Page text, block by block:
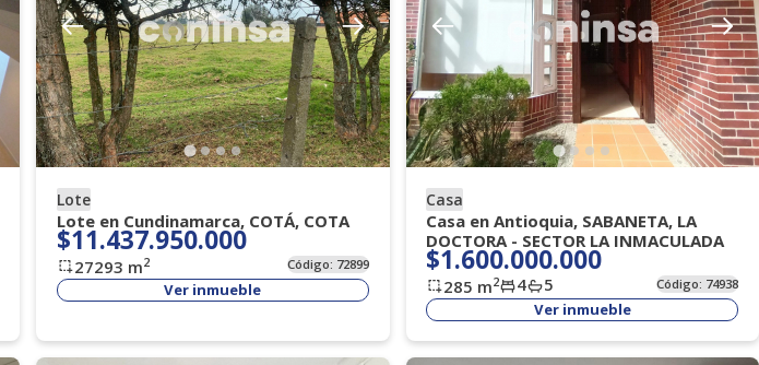
Lote
Lote en Cundinamarca, COTÁ, COTA
$11.437.950.000
27293 m2 Código: 72899
Ver inmueble
Casa
Casa en Antioquia, SABANETA, LA
DOCTORA - SECTOR LA INMACULADA
$1.600.000.000
285 m2 4 5 Código: 74938
Ver inmueble